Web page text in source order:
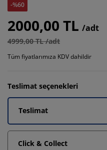
-%60
2000,00 TL /adt
4999,00 TL /adt
Tüm fiyatlarımıza KDV dahildir
Teslimat seçenekleri
Teslimat
Click & Collect